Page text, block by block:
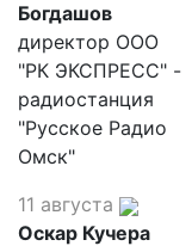
Богдашов
директор ООО
"РК ЭКСПРЕСС" -
радиостанция
"Русское Радио
Омск"
11 августа
Оскар Кучера